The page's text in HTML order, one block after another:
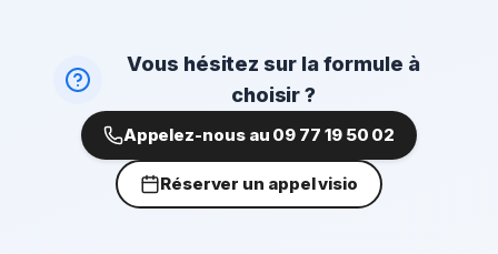
Vous hésitez sur la formule à
choisir ?
Appelez-nous au 09 77 19 50 02
Réserver un appel visio